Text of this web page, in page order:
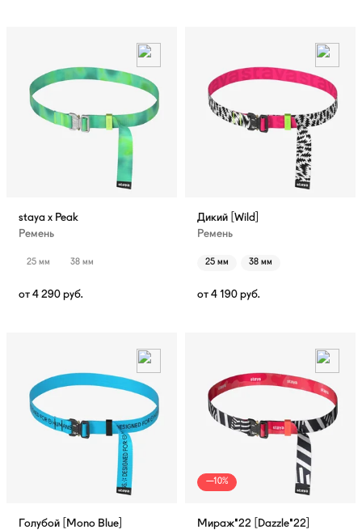
staya x Peak
Ремень
25 мм 38 мм
от 4 290 руб.
Дикий [Wild]
Ремень
25 мм 38 мм
от 4 190 руб.
Голубой [Mono Blue]
—10%
Мираж'22 [Dazzle'22]